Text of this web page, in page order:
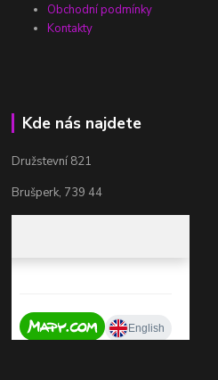
Obchodní podmínky
Kontakty
Kde nás najdete
Družstevní 821
Brušperk, 739 44